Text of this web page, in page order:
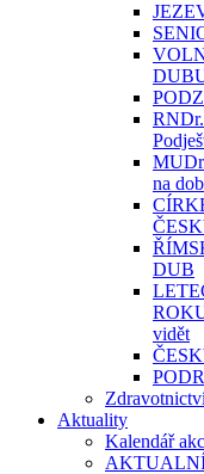
na
DUB
vidět
Aktuality
Kalendář